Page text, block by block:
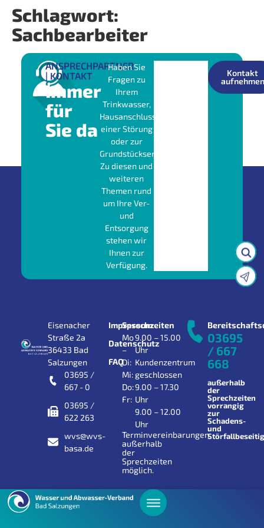
Schlagwort:
Sachbearbeiter
ANSPRECHPARTNER
| KONTAKT
Immer
für
Sie da
Haben Sie
Fragen zu
Ihrem
Trinkwasser,
Hausanschluss,
einer Störung
oder zur
Grundstücksentwässerung?
Zu diesen und
weiteren
Themen rund
um Ihre Ver-
und
Entsorgung
stehen wir
Ihnen zur
Verfügung.
Kontakt
aufnehmen
Eisenacher
Straße 2a
36433 Bad
Salzungen
03695 /
667 - 0
03695 /
622 263
wvs@wvs-
basa.de
Impressum
Datenschutz
FAQ
Sprechzeiten
Mo
–
Di:
Mi:
Do:
Fr:
9.00 – 15.00
Uhr
Kundenzentrum
geschlossen
9.00 – 17.30
Uhr
9.00 – 12.00
Uhr
Terminvereinbarungen
außerhalb
der
Sprechzeiten
möglich.
03695
/ 667
668
außerhalb
der
Sprechzeiten
vorrangig
zur
Schadens-
und